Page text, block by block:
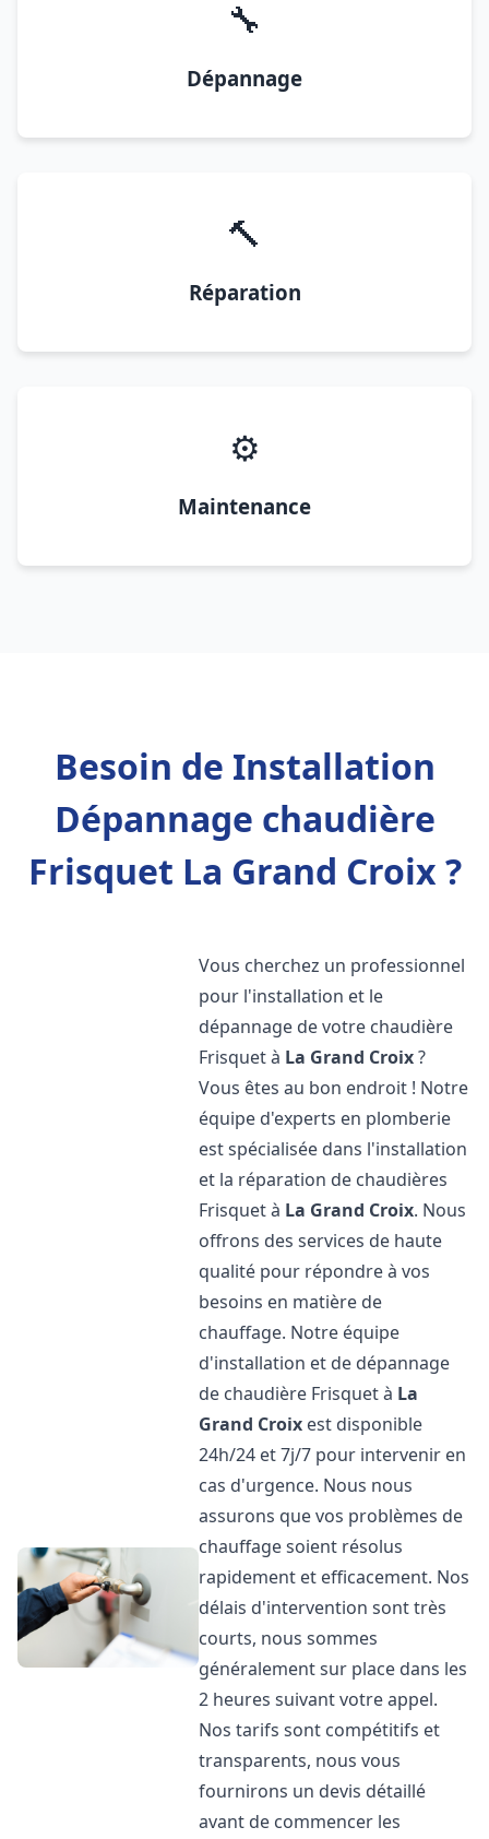
🔧
Dépannage
🔨
Réparation
⚙️
Maintenance
Besoin de Installation
Dépannage chaudière
Frisquet La Grand Croix ?
Vous cherchez un professionnel
pour l'installation et le
dépannage de votre chaudière
Frisquet à La Grand Croix?
Vous êtes au bon endroit ! Notre
équipe d'experts en plomberie
est spécialisée dans l'installation
et la réparation de chaudières
Frisquet à La Grand Croix. Nous
offrons des services de haute
qualité pour répondre à vos
besoins en matière de
chauffage. Notre équipe
d'installation et de dépannage
de chaudière Frisquet à La
Grand Croix est disponible
24h/24 et 7j/7 pour intervenir en
cas d'urgence. Nous nous
assurons que vos problèmes de
chauffage soient résolus
rapidement et efficacement. Nos
délais d'intervention sont très
courts, nous sommes
généralement sur place dans les
2 heures suivant votre appel.
Nos tarifs sont compétitifs et
transparents, nous vous
fournirons un devis détaillé
avant de commencer les